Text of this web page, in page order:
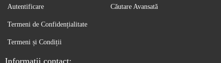
Autentificare Căutare Avansată
Termeni de Confidențialitate
Termeni și Condiții